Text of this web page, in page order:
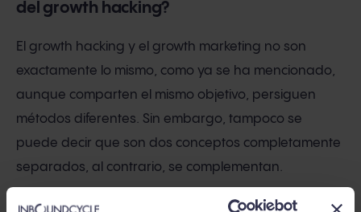
del growth hacking?
El growth hacking y el growth marketing no son
exactamente lo mismo, como ya se ha mencionado,
aunque comparten el mismo objetivo, persiguen
métodos diferentes. Sin embargo, tampoco se
puede decir que son dos conceptos completamente
separados, al contrario, se complementan.
Elgrowth hacking
tiene como objetivo obtener